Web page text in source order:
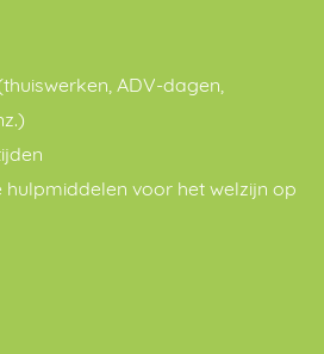
ADV-dagen,
hulpmiddelen voor het welzijn op